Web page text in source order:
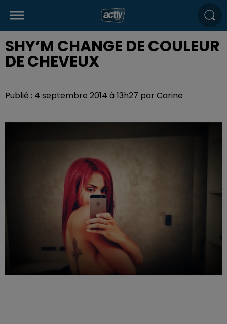
SHY’M CHANGE DE COULEUR
DE CHEVEUX
Publié : 4 septembre 2014 à 13h27 par Carine